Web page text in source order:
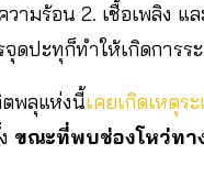
ามร้อน 2. เชื้อเพลิง
ดปะทุก็ทำให้เกิดการร
ตพลุแห่งนี้เคยเกิดเหตุระ
ขณะที่พบช่องโหว่ทา